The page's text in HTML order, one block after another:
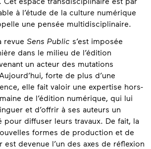
à l’étude de la culture numérique
une pensée multidisciplinaire.
revue Sens Public s’est imposée
dans le milieu de l’édition
un acteur des mutations
forte de plus d’une
elle fait valoir une expertise hors-
de l’édition numérique, qui lui
et d’offrir à ses auteurs un
pour diffuser leurs travaux. De fait, la
formes de production et de
devenue l’un des axes de réflexion